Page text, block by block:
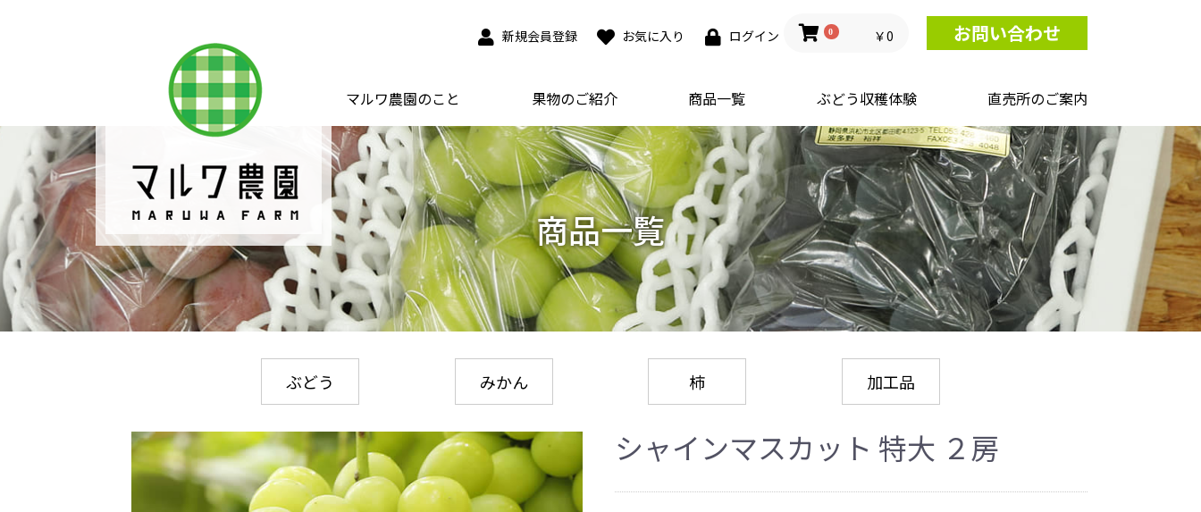
新規会員登録 お気に入り ログイン 0 ￥0 お問い合わせ
マルワ農園のこと 果物のご紹介 商品一覧 ぶどう収穫体験 直売所のご案内
商品一覧
ぶどう みかん 柿 加工品
シャインマスカット 特大 ２房